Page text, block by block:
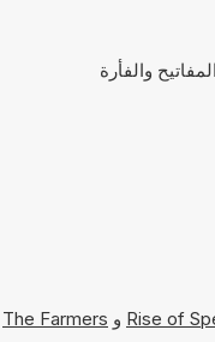
Rise of و The Farmers